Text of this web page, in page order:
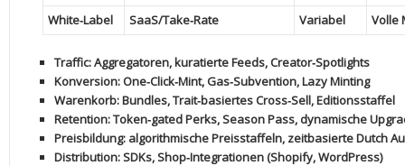
White‑Label
SaaS/Take‑Rate Variabel Volle
Traffic: Aggregatoren, kuratierte Feeds, Creator‑Spotlights
Konversion: One‑Click‑Mint, ​Gas‑Subvention, Lazy ⁢Minting
Warenkorb: ⁣Bundles, Trait‑basiertes Cross‑Sell, Editionsstaffel
Retention: Token‑gated Perks, ⁣Season Pass, ⁣dynamische
Preisbildung: ⁤algorithmische Preisstaffeln, zeitbasierte Dutch
Distribution: ‌SDKs, Shop‑Integrationen (Shopify,⁤ WordPress)